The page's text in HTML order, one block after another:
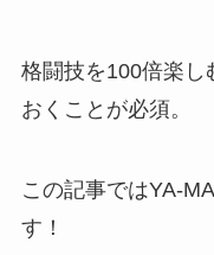
格闘技を100倍楽し
おくことが必須。
この記事ではYA-
す！